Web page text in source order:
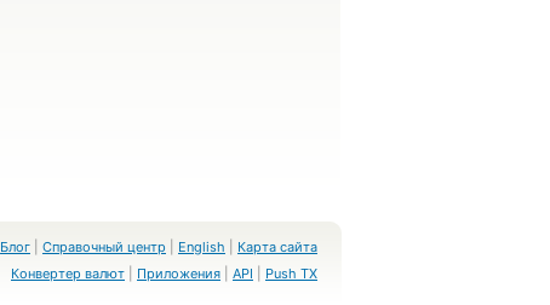
Блог Справочный центр English
Карта сайта
Конвертер валют
Приложения API Push TX